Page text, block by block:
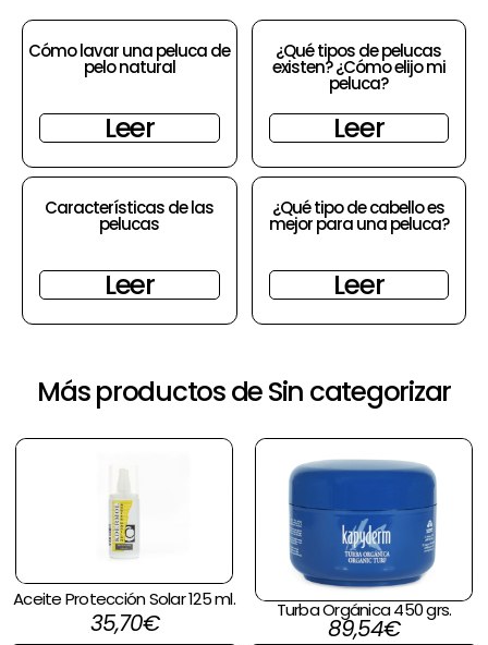
Cómo lavar una peluca de
pelo natural
Leer
¿Qué tipos de pelucas
existen? ¿Cómo elijo mi
peluca?
Leer
Características de las
pelucas
Leer
¿Qué tipo de cabello es
mejor para una peluca?
Leer
Más productos de Sin categorizar
Aceite Protección Solar 125 ml.
35,70€ Turba Orgánica 450 grs.
89,54€